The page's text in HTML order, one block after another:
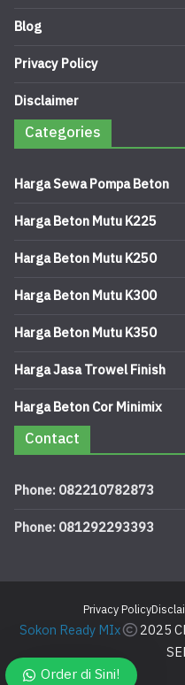
Blog
Privacy Policy
Disclaimer
Categories
Harga Sewa Pompa Beton
Harga Beton Mutu K225
Harga Beton Mutu K250
Harga Beton Mutu K300
Harga Beton Mutu K350
Harga Jasa Trowel Finish
Harga Beton Cor Minimix
Contact
Phone: 082210782873
Phone: 081292293393
Privacy Policy
Sokon Ready MIx 2025
Order di Sini!